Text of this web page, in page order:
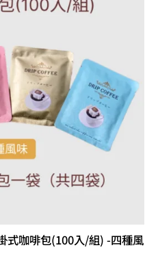
式咖啡包(100入/組) -四種風
。